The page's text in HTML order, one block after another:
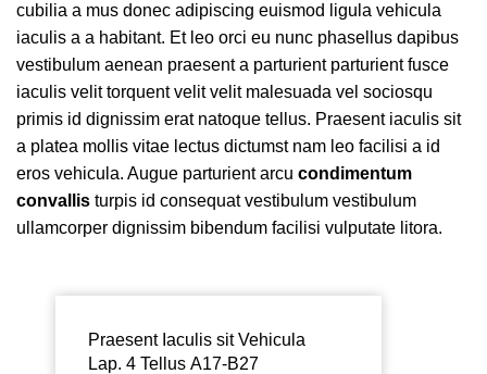
cubilia a mus donec adipiscing euismod ligula vehicula
iaculis a a habitant. Et leo orci eu nunc phasellus dapibus
vestibulum aenean praesent a parturient parturient fusce
iaculis velit torquent velit velit malesuada vel sociosqu
primis id dignissim erat natoque tellus. Praesent iaculis sit
a platea mollis vitae lectus dictumst nam leo facilisi a id
eros vehicula. Augue parturient arcu condimentum
convallis turpis id consequat vestibulum vestibulum
ullamcorper dignissim bibendum facilisi vulputate litora.
Praesent Iaculis sit Vehicula
Lap. 4 Tellus A17-B27